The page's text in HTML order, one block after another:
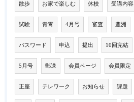
散歩 お家で楽しむ 休校 受講内容
試験 青霄 4月号 審査 豊洲
パスワード 申込 提出 10回完結
5月号 郵送 会員ページ 会員限定
正座 テレワーク お知らせ 課題